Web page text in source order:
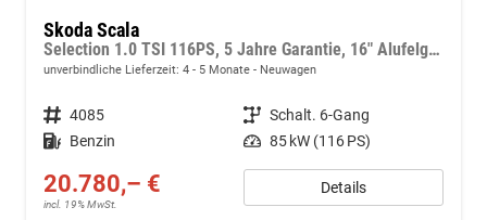
Skoda Scala
Selection 1.0 TSI 116PS, 5 Jahre Garantie, 16" Alufelgen, Parksensoren hinten, FULL-LED-Scheinwerfer, Winter-Paket, Climatronic, NSW, Infotainment 8", Wireless SmartLink, Tempomat, M-Lederlenkrad
unverbindliche Lieferzeit: 4 - 5 Monate Neuwagen
Fahrzeugnr. 4085 Getriebe Schalt. 6-Gang
Kraftstoff Benzin Leistung 85 kW (116 PS)
20.780,– €
incl. 19% MwSt.
Details